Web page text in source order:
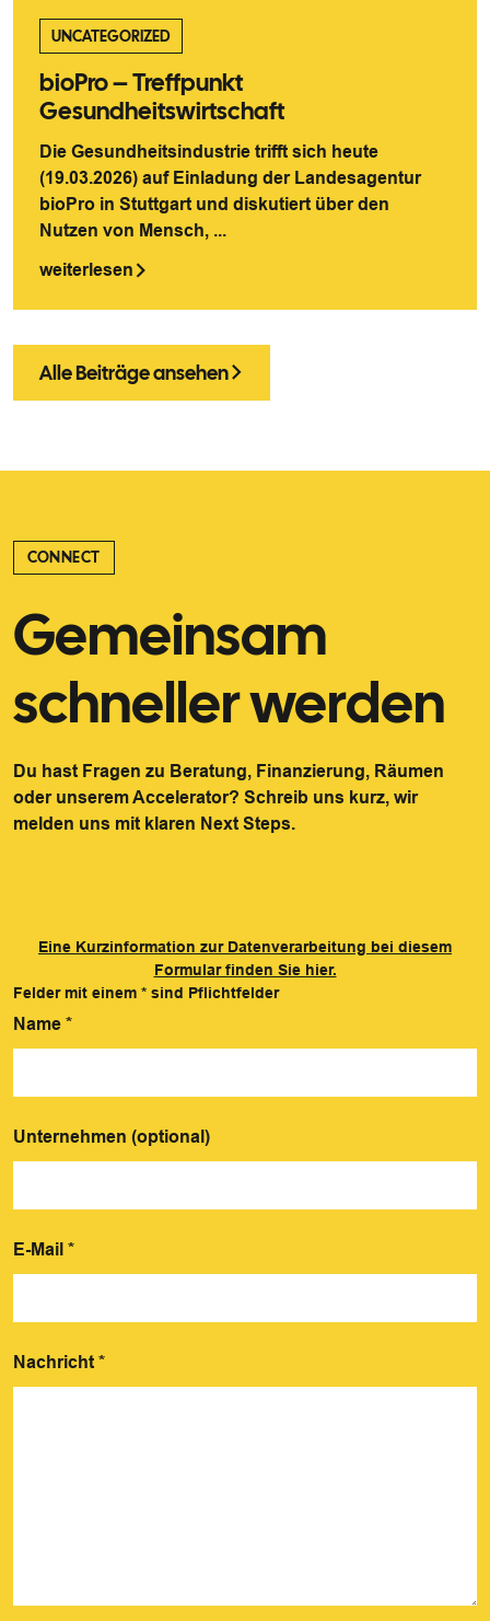
UNCATEGORIZED
bioPro – Treffpunkt
Gesundheitswirtschaft
Die Gesundheitsindustrie trifft sich heute
(19.03.2026) auf Einladung der Landesagentur
bioPro in Stuttgart und diskutiert über den
Nutzen von Mensch, ...
weiterlesen
Alle Beiträge ansehen
CONNECT
Gemeinsam
schneller werden
Du hast Fragen zu Beratung, Finanzierung, Räumen
oder unserem Accelerator? Schreib uns kurz, wir
melden uns mit klaren Next Steps.
Eine Kurzinformation zur Datenverarbeitung bei diesem
Formular finden Sie hier.
Felder mit einem * sind Pflichtfelder
Name *
Unternehmen (optional)
E-Mail *
Nachricht *